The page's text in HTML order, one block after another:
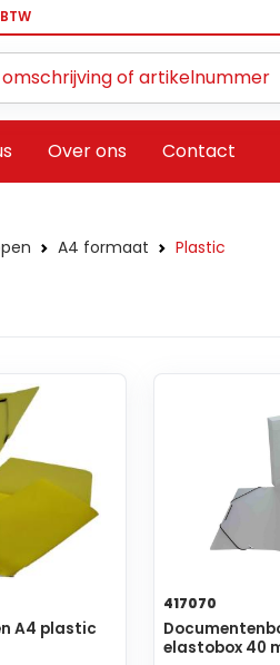
Over ons Contact
A4 formaat Plastic
A4 plastic
417070
elastobox 40